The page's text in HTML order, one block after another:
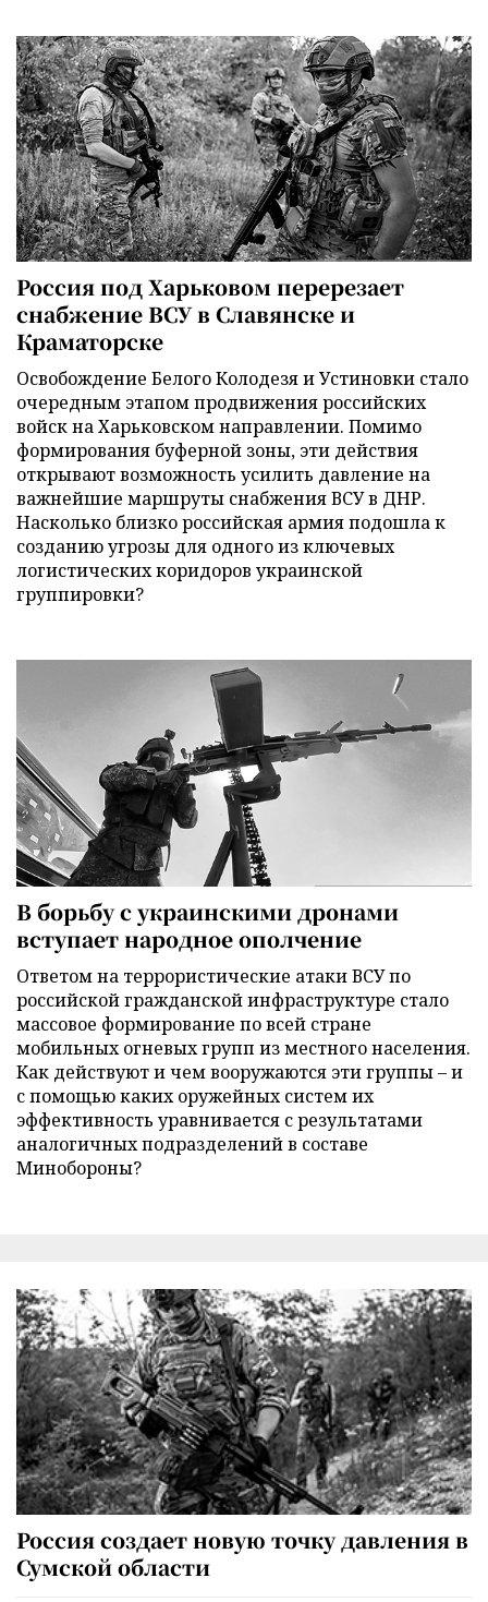
Россия под Харьковом перерезает
снабжение ВСУ в Славянске и
Краматорске
Освобождение Белого Колодезя и Устиновки стало
очередным этапом продвижения российских
войск на Харьковском направлении. Помимо
формирования буферной зоны, эти действия
открывают возможность усилить давление на
важнейшие маршруты снабжения ВСУ в ДНР.
Насколько близко российская армия подошла к
созданию угрозы для одного из ключевых
логистических коридоров украинской
группировки?
В борьбу с украинскими дронами
вступает народное ополчение
Ответом на террористические атаки ВСУ по
российской гражданской инфраструктуре стало
массовое формирование по всей стране
мобильных огневых групп из местного населения.
Как действуют и чем вооружаются эти группы – и
с помощью каких оружейных систем их
эффективность уравнивается с результатами
аналогичных подразделений в составе
Минобороны?
Россия создает новую точку давления в
Сумской области